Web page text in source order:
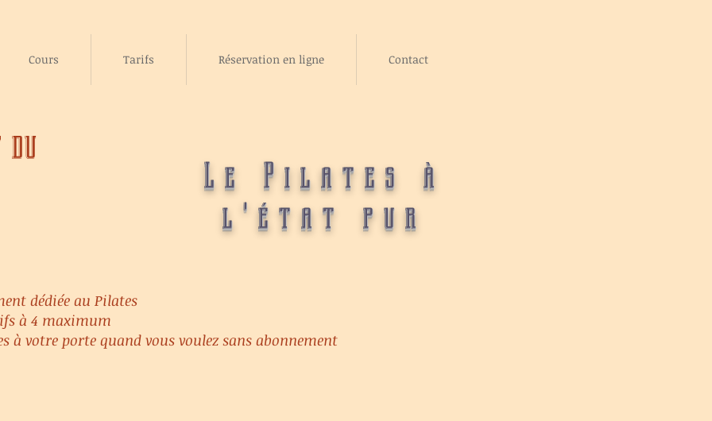
Cours Tarifs Réservation en ligne Contact
Le Pilates à
l'état pur
dédiée au Pilates
à 4 maximum
à votre porte quand vous voulez sans abonnement